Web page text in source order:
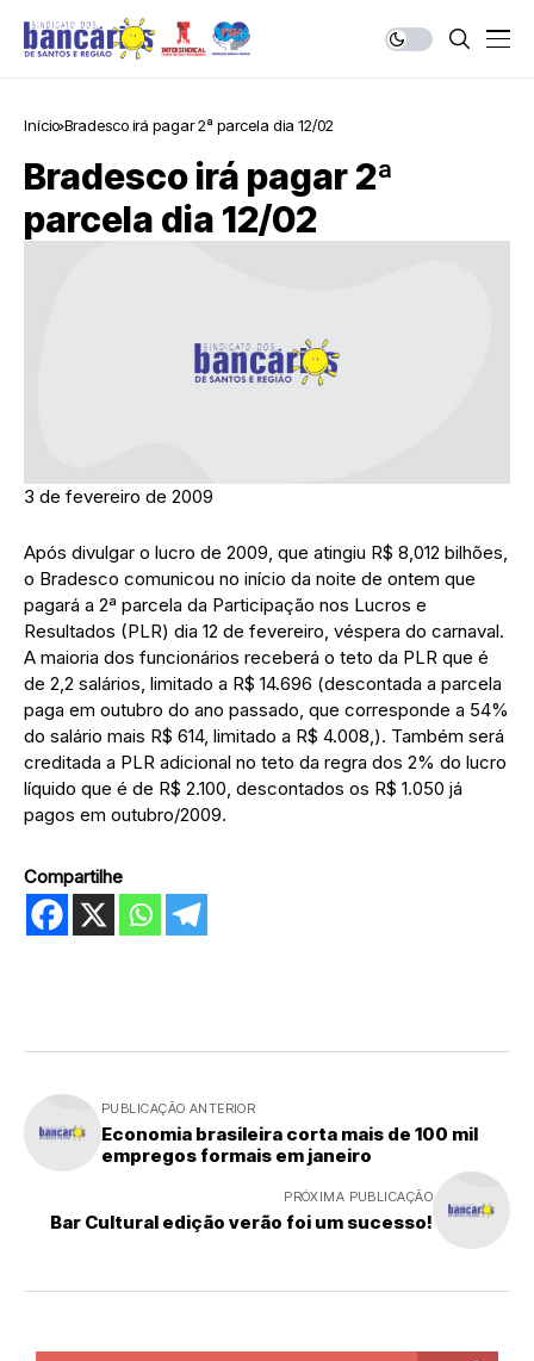
Início Bradesco irá pagar 2ª parcela dia 12/02
Bradesco irá pagar 2ª
parcela dia 12/02
3 de fevereiro de 2009
Após divulgar o lucro de 2009, que atingiu R$ 8,012 bilhões,
o Bradesco comunicou no início da noite de ontem que
pagará a 2ª parcela da Participação nos Lucros e
Resultados (PLR) dia 12 de fevereiro, véspera do carnaval.
A maioria dos funcionários receberá o teto da PLR que é
de 2,2 salários, limitado a R$ 14.696 (descontada a parcela
paga em outubro do ano passado, que corresponde a 54%
do salário mais R$ 614, limitado a R$ 4.008,). Também será
creditada a PLR adicional no teto da regra dos 2% do lucro
líquido que é de R$ 2.100, descontados os R$ 1.050 já
pagos em outubro/2009.
Compartilhe
PUBLICAÇÃO ANTERIOR
Economia brasileira corta mais de 100 mil
empregos formais em janeiro
PRÓXIMA PUBLICAÇÃO
Bar Cultural edição verão foi um sucesso!